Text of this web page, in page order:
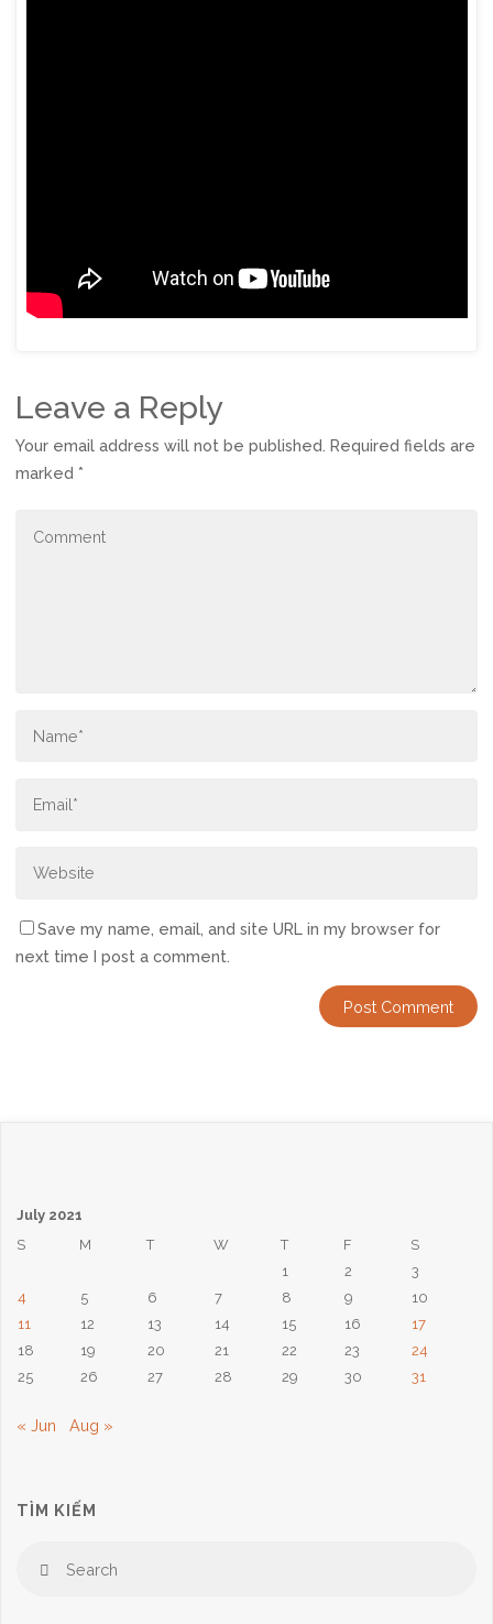
Leave a Reply
Your email address will not be published. Required fields are
marked *
Save my name, email, and site URL in my browser for
next time I post a comment.
July 2021
S
M T W T F
S
1
2
3
4
5 6 7 8 9
10
11
12 13 14 15 16
17
18
19 20 21 22 23
24
25
26 27 28 29 30 31
« Jun Aug »
TÌM KIẾM
Search